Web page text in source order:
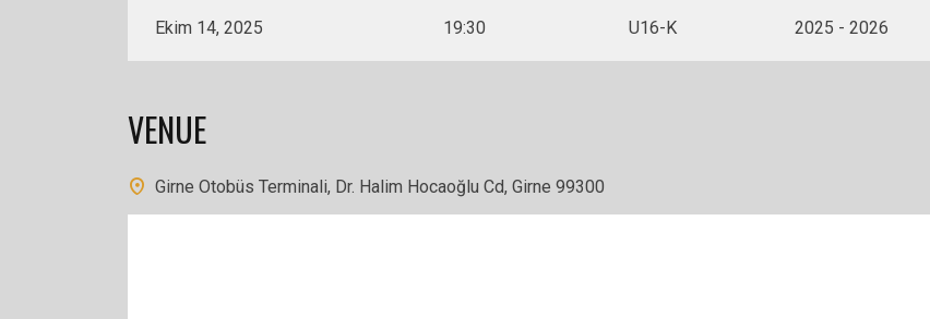
Ekim 14, 2025 19:30 U16-K 2025 - 2026
VENUE
Girne Otobüs Terminali, Dr. Halim Hocaoğlu Cd, Girne 99300